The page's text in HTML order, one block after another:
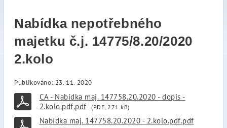
Nabídka nepotřebného
majetku č.j. 14775/8.20/2020
2.kolo
Publikováno: 23. 11. 2020
CA - Nabídka maj. 147758.20.2020 - dopis -
2.kolo.pdf.pdf
(PDF, 271 kB)
Nabídka maj. 147758.20.2020 - 2.kolo.pdf.pdf